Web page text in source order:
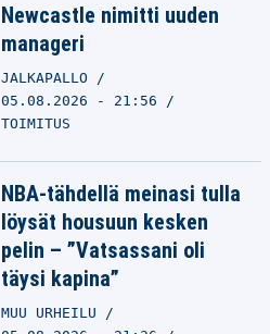
Newcastle nimitti uuden
manageri
JALKAPALLO
05.08.2026 - 21:56
TOIMITUS
NBA-tähdellä meinasi tulla
löysät housuun kesken
pelin – ”Vatsassani oli
täysi kapina”
MUU URHEILU